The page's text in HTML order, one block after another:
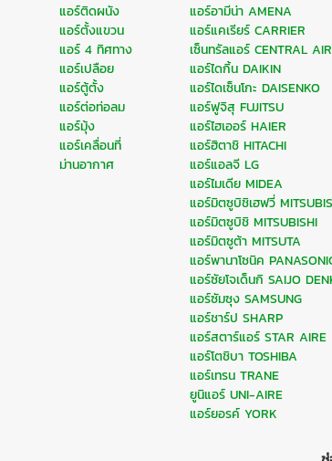
แอร์ติดผนัง
แอร์ตั้งแขวน
แอร์ 4 ทิศทาง
แอร์เปลือย
แอร์ตู้ตั้ง
แอร์ต่อท่อลม
แอร์มุ้ง
แอร์เคลื่อนที่
ม่านอากาศ
แอร์อามีน่า AMENA
แอร์แคเรียร์ CARRIER
เซ็นทรัลแอร์ CENTRAL AIR
แอร์ไดกิ้น DAIKIN
แอร์ไดเซ็นโกะ DAISENKO
แอร์ฟูจิสุ FUJITSU
แอร์ไฮเออร์ HAIER
แอร์ฮิตาชิ HITACHI
แอร์แอลจี LG
แอร์ไมเดีย MIDEA
แอร์มิตซูบิชิเฮฟวี่
แอร์มิตซูบิชิ MITSUBISHI
แอร์มิตซูต้า MITSUTA
แอร์พานาโซนิค
แอร์ซัยโจเด็นกิ SAIJO
แอร์ซัมซุง SAMSUNG
แอร์ชาร์ป SHARP
แอร์สตาร์แอร์ STAR AIRE
แอร์โตชิบา TOSHIBA
แอร์เทรน TRANE
ยูนิแอร์ UNI-AIRE
แอร์ยอรค์ YORK